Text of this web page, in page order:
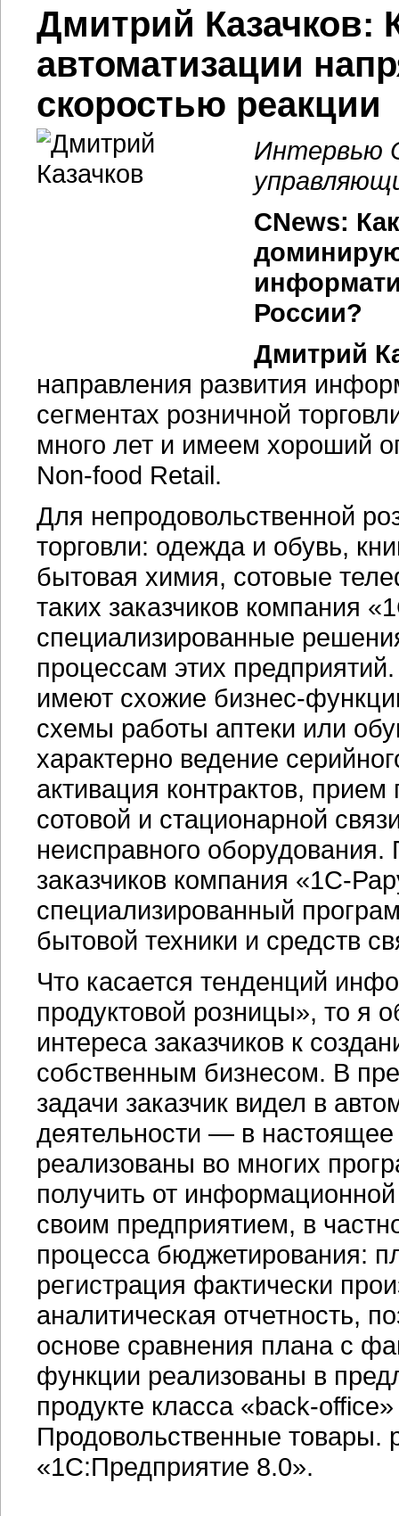
Дмитрий Казачков:
автоматизации
скоростью реакции
Интервью
CNews:
России?
Дмитрий
направления развития
сегментах розничной
много лет и имеем хороший
Non-food Retail.
Для непродовольственной
торговли: одежда и обувь,
бытовая химия, сотовые
таких заказчиков компания
специализированные
процессам этих
имеют схожие бизнес-
схемы работы аптеки или
характерно ведение
активация контрактов,
сотовой и стационарной
неисправного
заказчиков компания «1С-
специализированный
бытовой техники и средств
Что касается тенденций
продуктовой розницы», то я
интереса заказчиков к
собственным бизнесом. В
задачи заказчик видел в
деятельности — в
реализованы во многих
получить от
своим предприятием, в
процесса бюджетирования:
регистрация фактически
аналитическая отчетность,
основе сравнения плана с
функции реализованы в
продукте класса «back-
Продовольственные
«1С:Предприятие 8.0».